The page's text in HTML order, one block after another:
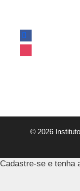
© 2026
Cadastre-se e tenha